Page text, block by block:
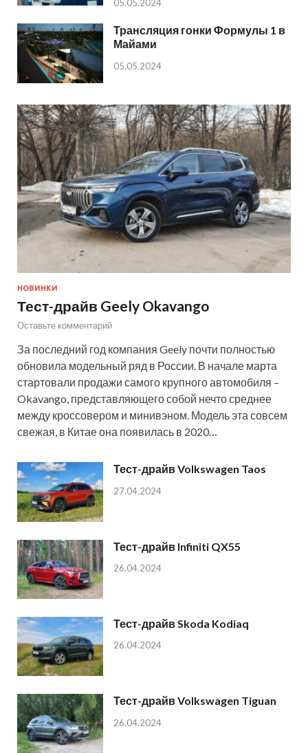
05.05.2024
Трансляция гонки Формулы 1 в
Майами
05.05.2024
НОВИНКИ
Тест-драйв Geely Okavango
Оставьте комментарий
За последний год компания Geely почти полностью
обновила модельный ряд в России. В начале марта
стартовали продажи самого крупного автомобиля –
Okavango, представляющего собой нечто среднее
между кроссовером и минивэном. Модель эта совсем
свежая, в Китае она появилась в 2020…
Тест-драйв Volkswagen Taos
27.04.2024
Тест-драйв Infiniti QX55
26.04.2024
Тест-драйв Skoda Kodiaq
26.04.2024
Тест-драйв Volkswagen Tiguan
26.04.2024